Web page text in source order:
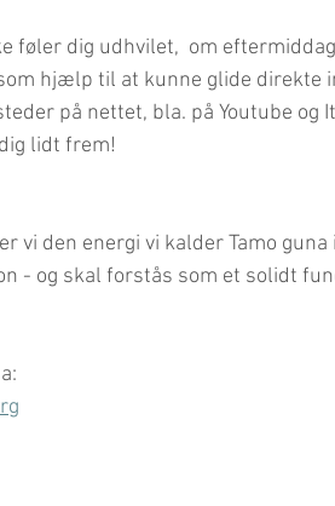
føler dig udhvilet,  om
hjælp til at kunne glide direkte
på nettet, bla. på Youtube og
lidt frem!
vi den energi vi kalder Tamo guna
- og skal forstås som et solidt